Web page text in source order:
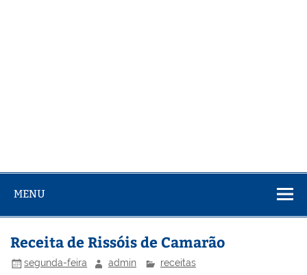
MENU
Receita de Rissóis de Camarão
segunda-feira admin receitas